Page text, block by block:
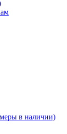
в наличии)